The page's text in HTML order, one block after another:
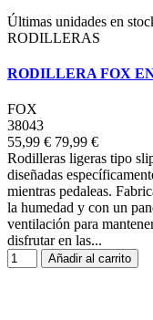
Últimas unidades en
RODILLERAS
RODILLERA FOX
FOX
38043
55,99 € 79,99 €
Rodilleras ligeras tipo
diseñadas
mientras pedaleas.
la humedad y con un
ventilación para
disfrutar en las...
Añadir al carrito